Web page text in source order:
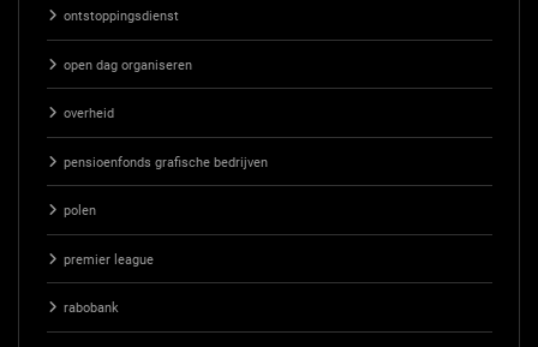
ontstoppingsdienst
open dag organiseren
overheid
pensioenfonds grafische bedrijven
polen
premier league
rabobank